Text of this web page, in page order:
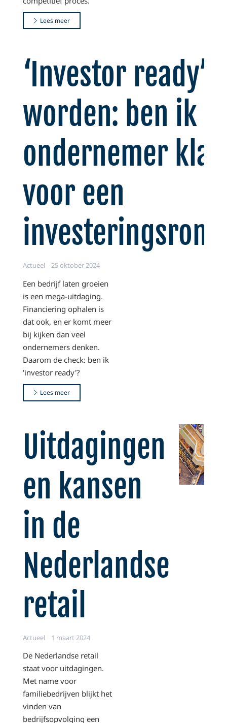
Lees meer
‘Investor ready’
worden: ben ik
ondernemer
voor een
Actueel 25 oktober 2024
Een bedrijf laten groeien
is een mega-uitdaging.
Financiering ophalen is
dat ook, en er komt meer
bij kijken dan veel
ondernemers denken.
Daarom de check: ben ik
'investor ready'?
Lees meer
Uitdagingen
en kansen
in de
Nederlandse
retail
Actueel 1 maart 2024
De Nederlandse retail
staat voor uitdagingen.
Met name voor
familiebedrijven blijkt het
vinden van
bedrijfsopvolging een